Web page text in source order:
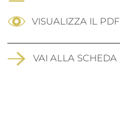
VISUALIZZA IL PDF
VAI ALLA SCHEDA